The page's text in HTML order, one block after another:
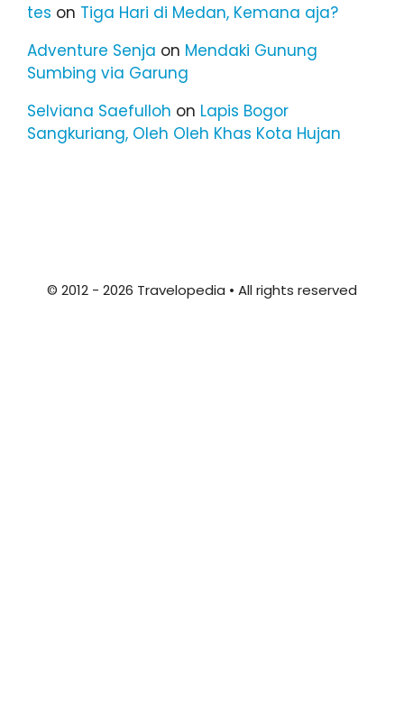
tes on Tiga Hari di Medan, Kemana aja?
Adventure Senja on Mendaki Gunung
Sumbing via Garung
Selviana Saefulloh on Lapis Bogor
Sangkuriang, Oleh Oleh Khas Kota Hujan
© 2012 - 2026 Travelopedia • All rights reserved